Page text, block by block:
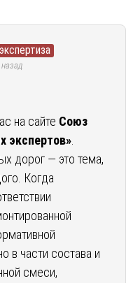
на сайте Союз
экспертов».
дорог — это тема,
Когда
в части состава и
смеси,